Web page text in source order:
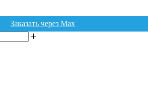
Заказать через Max